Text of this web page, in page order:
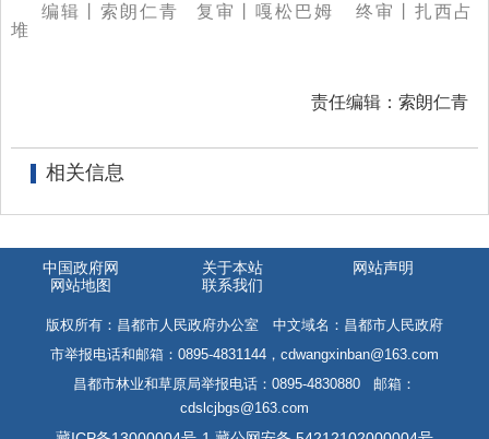
编辑丨索朗仁青 复审
嘎松巴姆 终审丨扎西占
堆
责任编辑：索朗仁青
相关信息
中国政府网 关于本站
网站声明
网站地图
联系我们
版权所有：昌都市人民政府办公室 中文域名：昌都市人民政府
市举报电话和邮箱：0895-4831144，cdwangxinban@163.com
昌都市林业和草原局举报电话：0895-4830880 邮箱：
cdslcjbgs@163.com